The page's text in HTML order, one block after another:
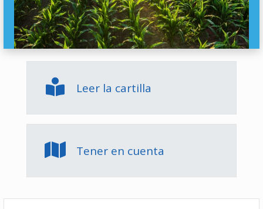
Leer la cartilla
Tener en cuenta